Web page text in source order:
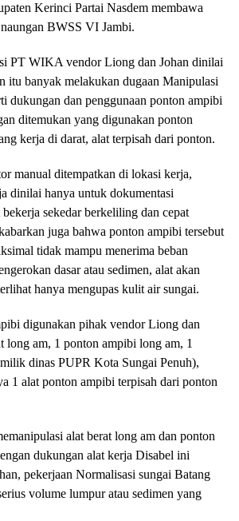
Kerinci Partai Nasdem membawa
BWSS VI Jambi.
PT WIKA vendor Liong dan Johan dinilai
itu banyak melakukan dugaan Manipulasi
dukungan dan penggunaan ponton ampibi
ditemukan yang digunakan ponton
kerja di darat, alat terpisah dari ponton.
manual ditempatkan di lokasi kerja,
dinilai hanya untuk dokumentasi
bekerja sekedar berkeliling dan cepat
juga bahwa ponton ampibi tersebut
tidak mampu menerima beban
dasar atau sedimen, alat akan
hanya mengupas kulit air sungai.
digunakan pihak vendor Liong dan
long am, 1 ponton ampibi long am, 1
dinas PUPR Kota Sungai Penuh),
1 alat ponton ampibi terpisah dari ponton
alat berat long am dan ponton
dukungan alat kerja Disabel ini
pekerjaan Normalisasi sungai Batang
volume lumpur atau sedimen yang